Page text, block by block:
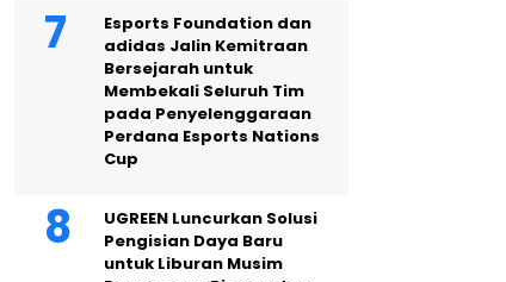
Esports Foundation dan
adidas Jalin Kemitraan
Bersejarah untuk
Membekali Seluruh Tim
pada Penyelenggaraan
Perdana Esports Nations
Cup
UGREEN Luncurkan Solusi
Pengisian Daya Baru
untuk Liburan Musim